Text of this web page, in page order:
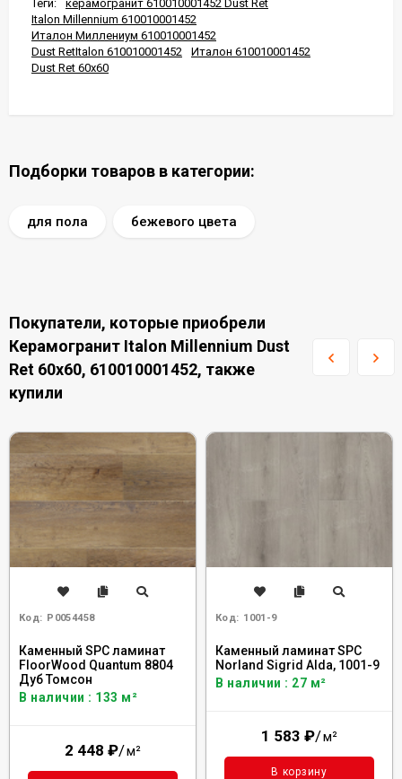
Теги:
керамогранит 610010001452 Dust Ret
Italon Millennium 610010001452
Италон Миллениум 610010001452
Dust RetItalon 610010001452
Италон 610010001452
Dust Ret 60x60
Подборки товаров в категории:
для пола бежевого цвета
Покупатели, которые приобрели
Керамогранит Italon Millennium Dust
Ret 60x60, 610010001452, также
купили
Код: Р0054458
Каменный SPC ламинат
FloorWood Quantum 8804
Дуб Томсон
В наличии : 133 м²
2 448 ₽/м²
Код: 1001-9
Каменный ламинат SPC
Norland Sigrid Alda, 1001-9
В наличии : 27 м²
1 583 ₽/м²
В корзину